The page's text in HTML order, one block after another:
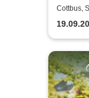
Cottbus,